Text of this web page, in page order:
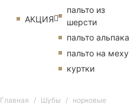
АКЦИЯ
пальто из
шерсти
пальто альпака
пальто на меху
куртки
Главная Шубы норковые